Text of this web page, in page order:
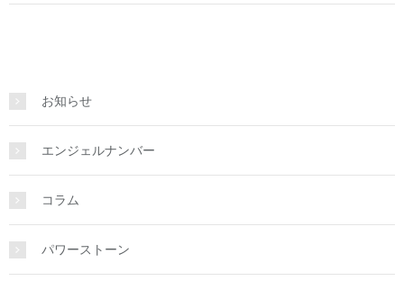
お知らせ
エンジェルナンバー
コラム
パワーストーン